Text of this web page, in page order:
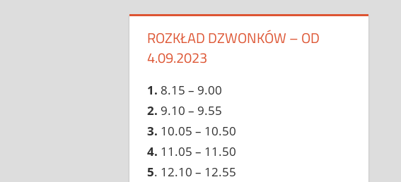
ROZKŁAD DZWONKÓW – OD
4.09.2023
1. 8.15 – 9.00
2. 9.10 – 9.55
3. 10.05 – 10.50
4. 11.05 – 11.50
5. 12.10 – 12.55